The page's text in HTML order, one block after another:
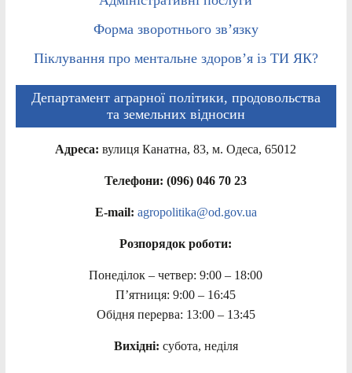
Форма зворотнього зв’язку
Піклування про ментальне здоров’я із ТИ ЯК?
Департамент аграрної політики, продовольства
та земельних відносин
Адреса: вулиця Канатна, 83, м. Одеса, 65012
Телефони: (096) 046 70 23
E-mail: agropolitika@od.gov.ua
Розпорядок роботи:
Понеділок – четвер: 9:00 – 18:00
П’ятниця: 9:00 – 16:45
Обідня перерва: 13:00 – 13:45
Вихідні: субота, неділя